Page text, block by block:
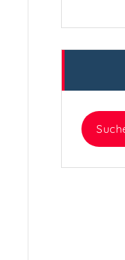
Suchen
nach: